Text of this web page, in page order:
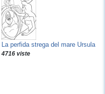
La perfida strega del mare Ursula
4716 viste